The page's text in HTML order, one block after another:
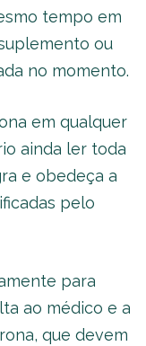
tempo em
ou
no momento.
em qualquer
ainda ler toda
e obedeça a
pelo
para
ao médico e a
que devem